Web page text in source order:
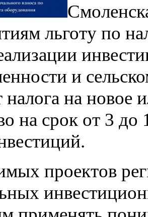
льготу по
и
налога на
на срок от 3 до
проектов